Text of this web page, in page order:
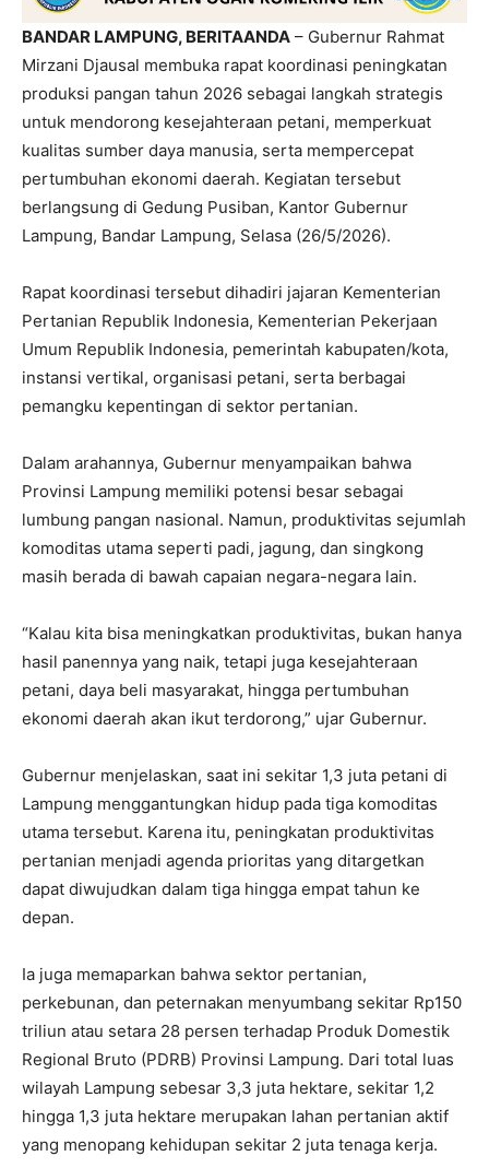
BANDAR LAMPUNG, BERITAANDA – Gubernur Rahmat
Mirzani Djausal membuka rapat koordinasi peningkatan
produksi pangan tahun 2026 sebagai langkah strategis
untuk mendorong kesejahteraan petani, memperkuat
kualitas sumber daya manusia, serta mempercepat
pertumbuhan ekonomi daerah. Kegiatan tersebut
berlangsung di Gedung Pusiban, Kantor Gubernur
Lampung, Bandar Lampung, Selasa (26/5/2026).
Rapat koordinasi tersebut dihadiri jajaran Kementerian
Pertanian Republik Indonesia, Kementerian Pekerjaan
Umum Republik Indonesia, pemerintah kabupaten/kota,
instansi vertikal, organisasi petani, serta berbagai
pemangku kepentingan di sektor pertanian.
Dalam arahannya, Gubernur menyampaikan bahwa
Provinsi Lampung memiliki potensi besar sebagai
lumbung pangan nasional. Namun, produktivitas sejumlah
komoditas utama seperti padi, jagung, dan singkong
masih berada di bawah capaian negara-negara lain.
“Kalau kita bisa meningkatkan produktivitas, bukan hanya
hasil panennya yang naik, tetapi juga kesejahteraan
petani, daya beli masyarakat, hingga pertumbuhan
ekonomi daerah akan ikut terdorong,” ujar Gubernur.
Gubernur menjelaskan, saat ini sekitar 1,3 juta petani di
Lampung menggantungkan hidup pada tiga komoditas
utama tersebut. Karena itu, peningkatan produktivitas
pertanian menjadi agenda prioritas yang ditargetkan
dapat diwujudkan dalam tiga hingga empat tahun ke
depan.
Ia juga memaparkan bahwa sektor pertanian,
perkebunan, dan peternakan menyumbang sekitar Rp150
triliun atau setara 28 persen terhadap Produk Domestik
Regional Bruto (PDRB) Provinsi Lampung. Dari total luas
wilayah Lampung sebesar 3,3 juta hektare, sekitar 1,2
hingga 1,3 juta hektare merupakan lahan pertanian aktif
yang menopang kehidupan sekitar 2 juta tenaga kerja.